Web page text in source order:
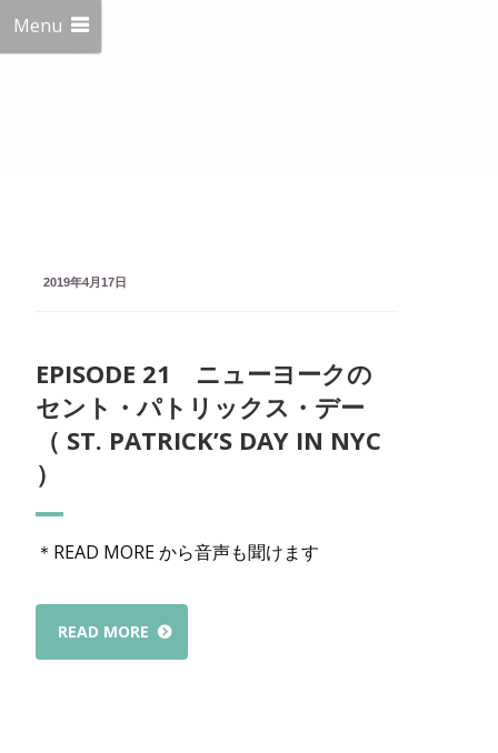
New York Breeze !
Menu
2019年4月17日
EPISODE 21 ニューヨークの
セント・パトリックス・デー
（ ST. PATRICK’S DAY IN NYC
）
＊READ MORE から音声も聞けます
READ MORE